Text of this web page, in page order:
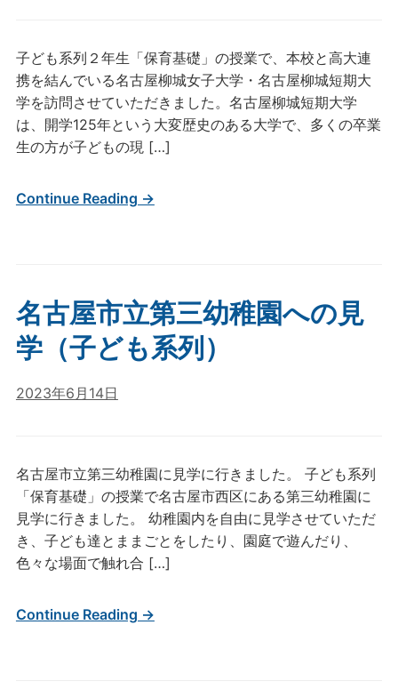
子ども系列２年生「保育基礎」の授業で、本校と高大連
携を結んでいる名古屋柳城女子大学・名古屋柳城短期大
学を訪問させていただきました。名古屋柳城短期大学
は、開学125年という大変歴史のある大学で、多くの卒業
生の方が子どもの現 […]
Continue Reading →
名古屋市立第三幼稚園への見
学（子ども系列）
2023年6月14日
名古屋市立第三幼稚園に見学に行きました。 子ども系列
「保育基礎」の授業で名古屋市西区にある第三幼稚園に
見学に行きました。 幼稚園内を自由に見学させていただ
き、子ども達とままごとをしたり、園庭で遊んだり、
色々な場面で触れ合 […]
Continue Reading →